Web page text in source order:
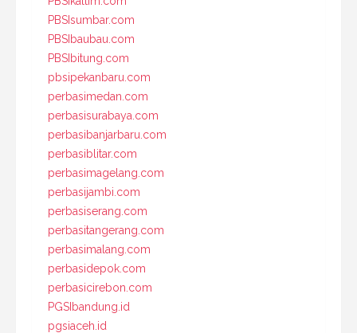
PBSIsumbar.com
PBSIbaubau.com
PBSIbitung.com
pbsipekanbaru.com
perbasimedan.com
perbasisurabaya.com
perbasibanjarbaru.com
perbasiblitar.com
perbasimagelang.com
perbasijambi.com
perbasiserang.com
perbasitangerang.com
perbasimalang.com
perbasidepok.com
perbasicirebon.com
PGSIbandung.id
pgsiaceh.id